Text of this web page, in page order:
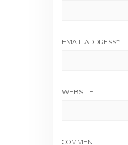
EMAIL ADDRESS*
WEBSITE
COMMENT